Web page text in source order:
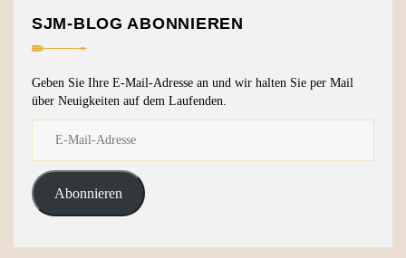
SJM-BLOG ABONNIEREN
Geben Sie Ihre E-Mail-Adresse an und wir halten Sie per Mail
über Neuigkeiten auf dem Laufenden.
Abonnieren